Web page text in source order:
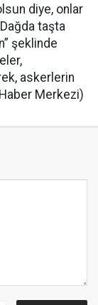
diye, onlar
taşta
şeklinde
askerlerin
Merkezi)